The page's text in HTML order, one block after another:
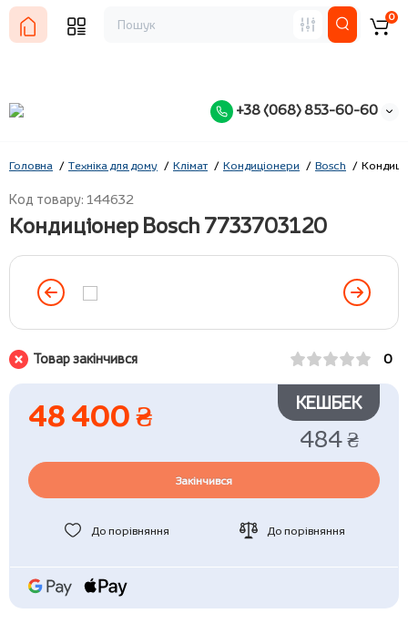
+38 (068) 853-60-60
0
Головна Техніка для дому Клімат Кондиціонери Bosch
Код товару: 144632
Кондиціонер Bosch 7733703120
Товар закінчився 0
48 400 ₴ КЕШБЕК
484 ₴
Закінчився
До порівняння До порівняння